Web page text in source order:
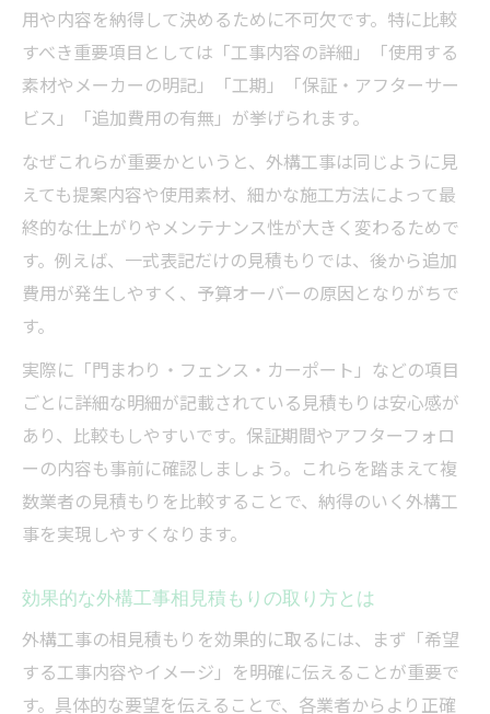
用や内容を納得して決めるために不可欠です。特に比較
すべき重要項目としては「工事内容の詳細」「使用する
素材やメーカーの明記」「工期」「保証・アフターサー
ビス」「追加費用の有無」が挙げられます。
なぜこれらが重要かというと、外構工事は同じように見
えても提案内容や使用素材、細かな施工方法によって最
終的な仕上がりやメンテナンス性が大きく変わるためで
す。例えば、一式表記だけの見積もりでは、後から追加
費用が発生しやすく、予算オーバーの原因となりがちで
す。
実際に「門まわり・フェンス・カーポート」などの項目
ごとに詳細な明細が記載されている見積もりは安心感が
あり、比較もしやすいです。保証期間やアフターフォロ
ーの内容も事前に確認しましょう。これらを踏まえて複
数業者の見積もりを比較することで、納得のいく外構工
事を実現しやすくなります。
効果的な外構工事相見積もりの取り方とは
外構工事の相見積もりを効果的に取るには、まず「希望
する工事内容やイメージ」を明確に伝えることが重要で
す。具体的な要望を伝えることで、各業者からより正確